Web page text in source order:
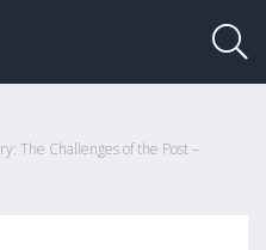
The Challenges of the Post –